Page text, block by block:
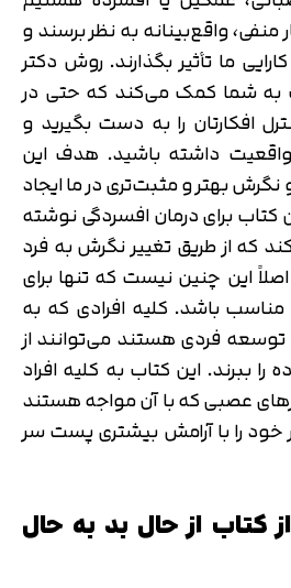
واقع‌بینانه به نظر برسند و
ما تأثیر بگذارند. روش دکتر
به شما کمک می‌کند که حتی در
افکارتان را به دست بگیرید و
واقعیت داشته باشید. هدف این
بهتر و مثبت‌تری در ما ایجاد
برای درمان افسردگی نوشته
که از طریق تغییر نگرش به فرد
این چنین نیست که تنها برای
مناسب باشد. کلیه افرادی که به
فردی هستند می‌توانند از
ببرند. این کتاب به کلیه افراد
عصبی که با آن مواجه هستند
را با آرامش بیشتری پست سر
کتاب از حال بد به حال